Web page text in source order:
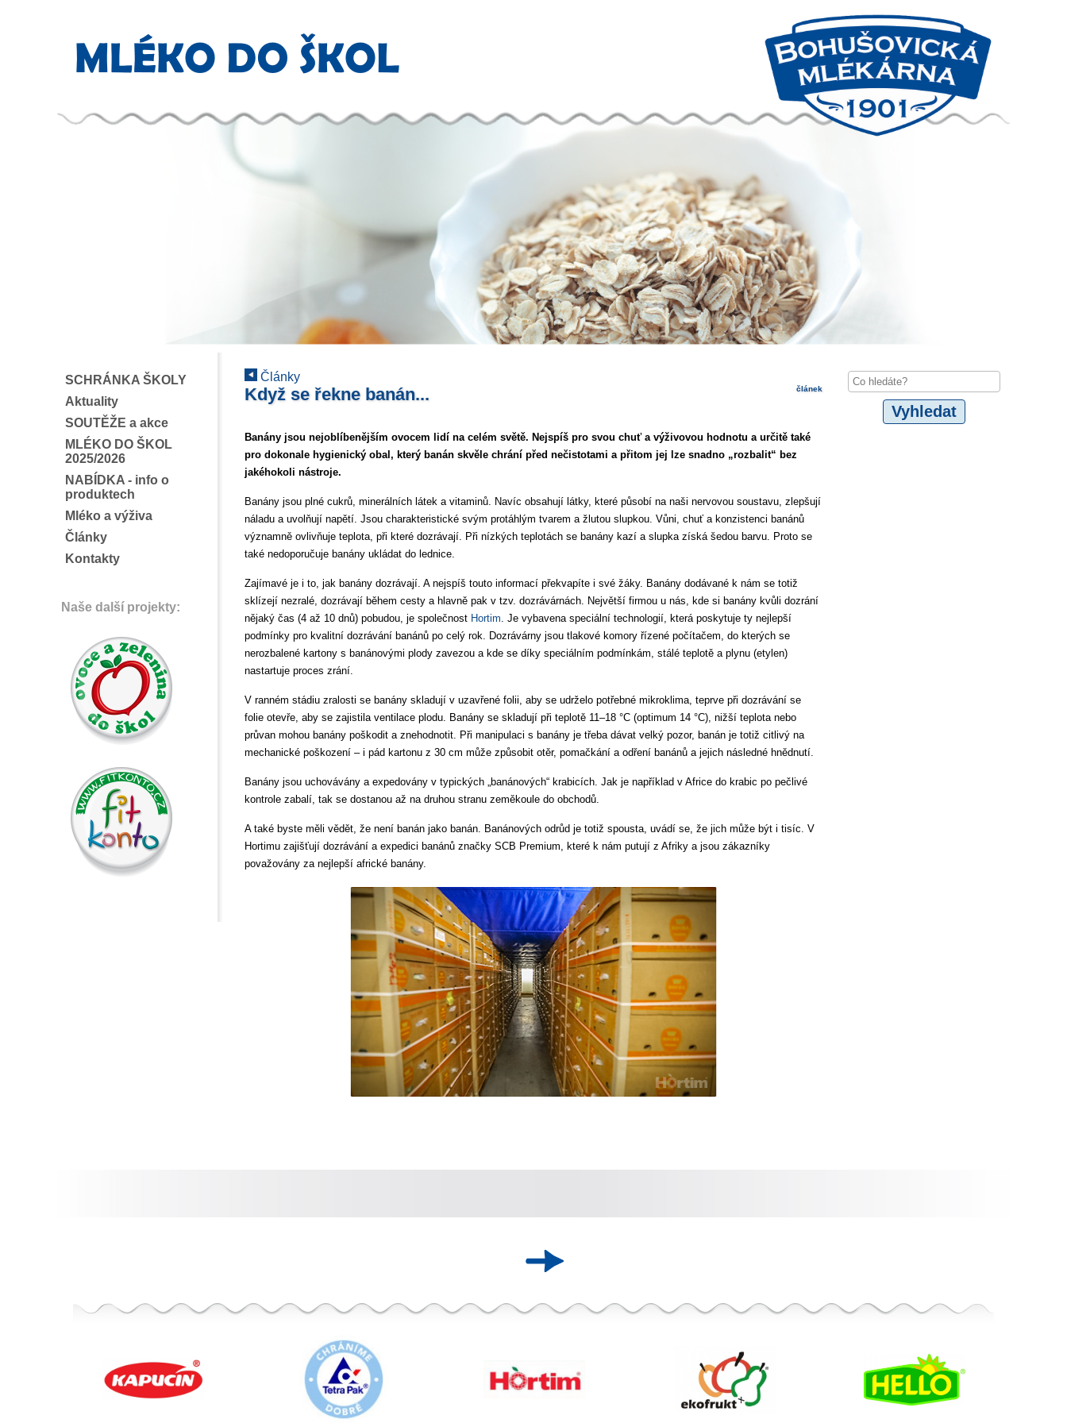
SCHRÁNKA ŠKOLY
Aktuality
SOUTĚŽE a akce
MLÉKO DO ŠKOL
2025/2026
NABÍDKA - info o
produktech
Mléko a výživa
Články
Kontakty
Naše další projekty:
Články
Když se řekne banán... článek
Banány jsou nejoblíbenějším ovocem lidí na celém světě. Nejspíš pro svou chuť a výživovou hodnotu a určitě také
pro dokonale hygienický obal, který banán skvěle chrání před nečistotami a přitom jej lze snadno „rozbalit“ bez
jakéhokoli nástroje.
Banány jsou plné cukrů, minerálních látek a vitaminů. Navíc obsahují látky, které působí na naši nervovou soustavu, zlepšují
náladu a uvolňují napětí. Jsou charakteristické svým protáhlým tvarem a žlutou slupkou. Vůni, chuť a konzistenci banánů
významně ovlivňuje teplota, při které dozrávají. Při nízkých teplotách se banány kazí a slupka získá šedou barvu. Proto se
také nedoporučuje banány ukládat do lednice.
Zajímavé je i to, jak banány dozrávají. A nejspíš touto informací překvapíte i své žáky. Banány dodávané k nám se totiž
sklízejí nezralé, dozrávají během cesty a hlavně pak v tzv. dozrávárnách. Největší firmou u nás, kde si banány kvůli dozrání
nějaký čas (4 až 10 dnů) pobudou, je společnost Hortim. Je vybavena speciální technologií, která poskytuje ty nejlepší
podmínky pro kvalitní dozrávání banánů po celý rok. Dozrávárny jsou tlakové komory řízené počítačem, do kterých se
nerozbalené kartony s banánovými plody zavezou a kde se díky speciálním podmínkám, stálé teplotě a plynu (etylen)
nastartuje proces zrání.
V ranném stádiu zralosti se banány skladují v uzavřené folii, aby se udrželo potřebné mikroklima, teprve při dozrávání se
folie otevře, aby se zajistila ventilace plodu. Banány se skladují při teplotě 11–18 °C (optimum 14 °C), nižší teplota nebo
průvan mohou banány poškodit a znehodnotit. Při manipulaci s banány je třeba dávat velký pozor, banán je totiž citlivý na
mechanické poškození – i pád kartonu z 30 cm může způsobit otěr, pomačkání a odření banánů a jejich následné hnědnutí.
Banány jsou uchovávány a expedovány v typických „banánových“ krabicích. Jak je například v Africe do krabic po pečlivé
kontrole zabalí, tak se dostanou až na druhou stranu zeměkoule do obchodů.
A také byste měli vědět, že není banán jako banán. Banánových odrůd je totiž spousta, uvádí se, že jich může být i tisíc. V
Hortimu zajišťují dozrávání a expedici banánů značky SCB Premium, které k nám putují z Afriky a jsou zákazníky
považovány za nejlepší africké banány.